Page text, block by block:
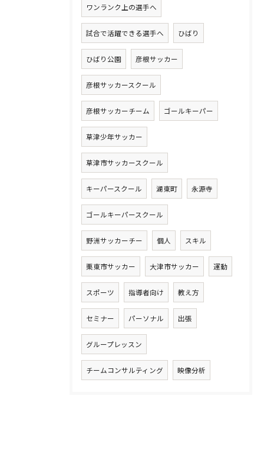
ワンランク上の選手へ
試合で活躍できる選手へ ひばり
ひばり公園 彦根サッカー
彦根サッカースクール
彦根サッカーチーム ゴールキーパー
草津少年サッカー
草津市サッカースクール
キーパースクール 湖東町 永源寺
ゴールキーパースクール
野洲サッカーチー 個人 スキル
栗東市サッカー 大津市サッカー 運動
スポーツ 指導者向け 教え方
セミナー パーソナル 出張
グループレッスン
チームコンサルティング 映像分析